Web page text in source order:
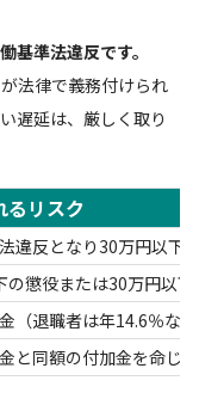
基準法違反です。
法律で義務付けられ
遅延は、厳しく取り
るリスク
違反となり30万円以下
の懲役または30万円以下
（退職者は年14.6％な
と同額の付加金を命じ